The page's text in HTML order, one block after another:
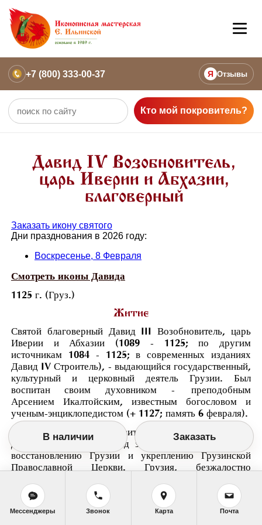
+7 (800) 333-00-37 Я Отзывы
Кто мой покровитель?
Давид IV Возобновитель,
царь Иверии и Абхазии,
благоверный
Заказать икону святого
Дни празднования в 2026 году:
Воскресенье, 8 Февраля
Смотреть иконы Давида
1125 г. (Груз.)
Житие
Святой благоверный Давид III Возобновитель, царь
Иверии и Абхазии (1089 - 1125; по другим
источникам 1084 - 1125; в современных изданиях
Давид IV Строитель), - выдающийся государственный,
культурный и церковный деятель Грузии. Был
воспитан своим духовником - преподобным
Арсением Икалтойским, известным богословом и
ученым-энциклопедистом (+ 1127; память 6 февраля).
Наименование "Возобновитель" дал святому царю
Давиду грузинский народ за его великие труды по
восстановлению Грузии и укреплению Грузинской
Православной Церкви. Грузия, безжалостно
под скипетром Давида Возобновителя объединилась в
сильное централизованное государство. Грузинская
Церковь, в процветании которой царь видел залог
В наличии Заказать
Мессенджеры Звонок Карта Почта